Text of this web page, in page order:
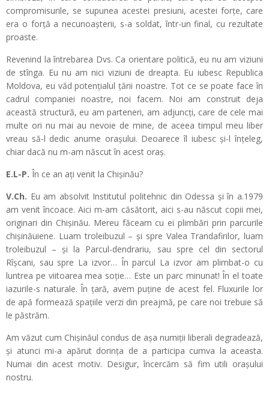
compromisurile, se supunea acestei presiuni, acestei forțe, care
era o forță a necunoașterii, s-a soldat, într-un final, cu rezultate
proaste.
Revenind la întrebarea Dvs. Ca orientare politică, eu nu am viziuni
de stînga. Eu nu am nici viziuni de dreapta. Eu iubesc Republica
Moldova, eu văd potențialul țării noastre. Tot ce se poate face în
cadrul companiei noastre, noi facem. Noi am construit deja
această structură, eu am parteneri, am adjuncți, care de cele mai
multe ori nu mai au nevoie de mine, de aceea timpul meu liber
vreau să-l dedic anume orașului. Deoarece îl iubesc și-l înțeleg,
chiar dacă nu m-am născut în acest oraș.
E.L-P. În ce an ați venit la Chișinău?
V.Ch. Eu am absolvit Institutul politehnic din Odessa și în a.1979
am venit încoace. Aici m-am căsătorit, aici s-au născut copii mei,
originari din Chișinău. Mereu făceam cu ei plimbări prin parcurile
chișinăuiene. Luam troleibuzul – și spre Valea Trandafirilor, luam
troleibuzul – și la Parcul-dendrariu, sau spre cel din sectorul
Rîșcani, sau spre La izvor… În parcul La izvor am plimbat-o cu
luntrea pe viitoarea mea soție… Este un parc minunat! În el toate
iazurile-s naturale. În țară, avem puține de acest fel. Fluxurile lor
de apă formează spațiile verzi din preajmă, pe care noi trebuie să
le păstrăm.
Am văzut cum Chișinăul condus de așa numiții liberali degradează,
și atunci mi-a apărut dorința de a participa cumva la aceasta.
Numai din acest motiv. Desigur, încercăm să fim utili orașului
nostru.